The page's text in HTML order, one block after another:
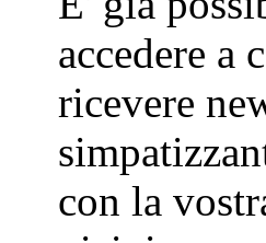
accedere a
ricevere
con la